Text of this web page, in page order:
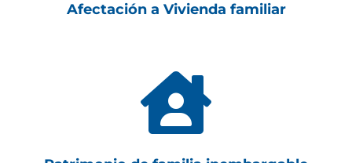
Afectación a Vivienda familiar
